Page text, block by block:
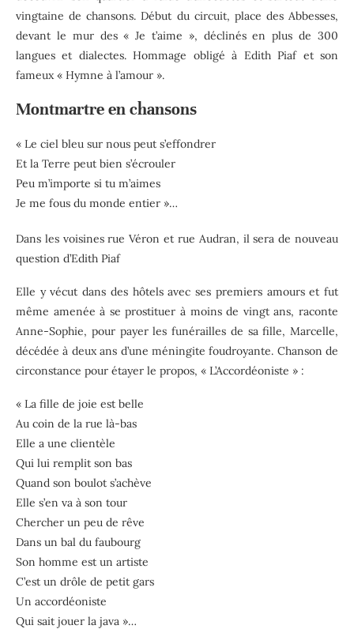
vingtaine de chansons. Début du circuit, place des Abbesses,
devant le mur des « Je t’aime », déclinés en plus de 300
langues et dialectes. Hommage obligé à Edith Piaf et son
fameux « Hymne à l’amour ».
Montmartre en chansons
« Le ciel bleu sur nous peut s’effondrer
Et la Terre peut bien s’écrouler
Peu m’importe si tu m’aimes
Je me fous du monde entier »…
Dans les voisines rue Véron et rue Audran, il sera de nouveau
question d’Edith Piaf
Elle y vécut dans des hôtels avec ses premiers amours et fut
même amenée à se prostituer à moins de vingt ans, raconte
Anne-Sophie, pour payer les funérailles de sa fille, Marcelle,
décédée à deux ans d’une méningite foudroyante. Chanson de
circonstance pour étayer le propos, « L’Accordéoniste » :
« La fille de joie est belle
Au coin de la rue là-bas
Elle a une clientèle
Qui lui remplit son bas
Quand son boulot s’achève
Elle s’en va à son tour
Chercher un peu de rêve
Dans un bal du faubourg
Son homme est un artiste
C’est un drôle de petit gars
Un accordéoniste
Qui sait jouer la java »…